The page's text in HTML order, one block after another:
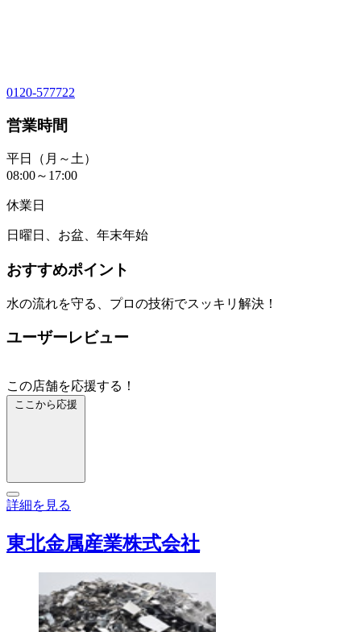
0120-577722
営業時間
平日（月～土）
08:00～17:00
休業日
日曜日、お盆、年末年始
おすすめポイント
水の流れを守る、プロの技術でスッキリ解決！
ユーザーレビュー
この店舗を応援する！
ここから応援
詳細を見る
東北金属産業株式会社